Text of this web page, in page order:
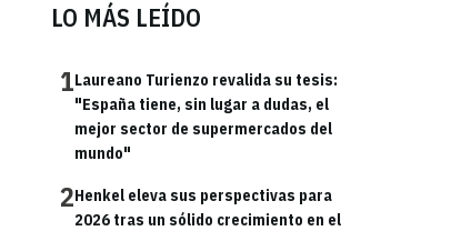
LO MÁS LEÍDO
1Laureano Turienzo revalida su tesis:
"España tiene, sin lugar a dudas, el
mejor sector de supermercados del
mundo"
2Henkel eleva sus perspectivas para
2026 tras un sólido crecimiento en el